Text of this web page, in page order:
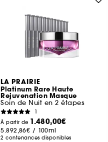
LA PRAIRIE
Platinum Rare Haute
Rejuvenation Masque
Soin de Nuit en 2 étapes
1
À partir de 1.480,00€
5.892,86€ / 100ml
2 contenances disponibles